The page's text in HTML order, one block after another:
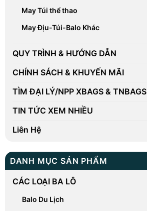
May Túi thể thao
May Địu-Túi-Balo Khác
QUY TRÌNH & HƯỚNG DẪN
CHÍNH SÁCH & KHUYẾN MÃI
TÌM ĐẠI LÝ/NPP XBAGS & TNBAGS
TIN TỨC XEM NHIỀU
Liên Hệ
DANH MỤC SẢN PHẨM
CÁC LOẠI BA LÔ
Balo Du Lịch